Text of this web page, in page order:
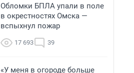
Обломки БПЛА упали в поле
в окрестностях Омска —
вспыхнул пожар
17 693 39
«У меня в огороде больше